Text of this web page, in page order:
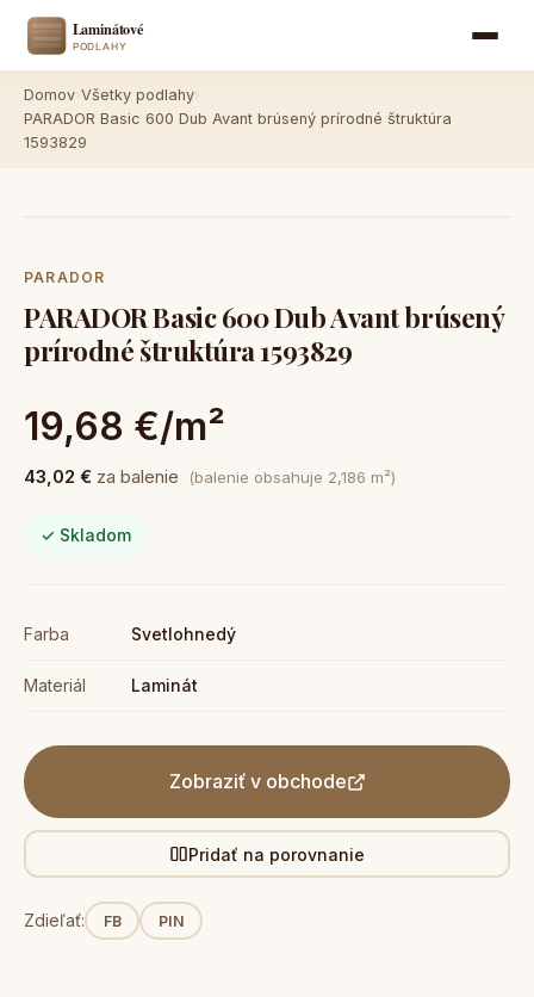
Domov Všetky podlahy
PARADOR Basic 600 Dub Avant brúsený prírodné štruktúra
1593829
PARADOR
PARADOR Basic 600 Dub Avant brúsený
prírodné štruktúra 1593829
19,68 €/m²
43,02 € za balenie (balenie obsahuje 2,186 m²)
✓ Skladom
Farba Svetlohnedý
Materiál Laminát
Zobraziť v obchode
Pridať na porovnanie
Zdieľať: FB PIN